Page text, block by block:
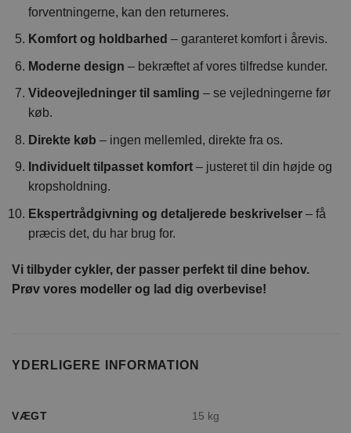
forventningerne, kan den returneres.
Komfort og holdbarhed – garanteret komfort i årevis.
Moderne design – bekræftet af vores tilfredse kunder.
Videovejledninger til samling – se vejledningerne før
køb.
Direkte køb – ingen mellemled, direkte fra os.
Individuelt tilpasset komfort– justeret til din højde og
kropsholdning.
Ekspertrådgivning og detaljerede beskrivelser– få
præcis det, du har brug for.
Vi tilbyder cykler, der passer perfekt til dine behov.
Prøv vores modeller og lad dig overbevise!
YDERLIGERE INFORMATION
VÆGT 15 kg